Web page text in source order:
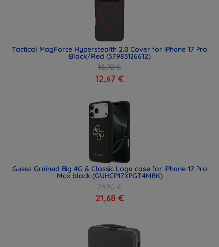
Tactical MagForce Hyperstealth 2.0 Cover for iPhone 17 Pro
Black/Red (57983126612)
16,90 €
12,67 €
Guess Grained Big 4G & Classic Logo case for iPhone 17 Pro
Max black (GUHCP17XPGT4MBK)
28,90 €
21,68 €